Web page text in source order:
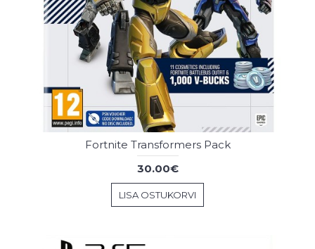
Fortnite Transformers Pack
30.00€
LISA OSTUKORVI